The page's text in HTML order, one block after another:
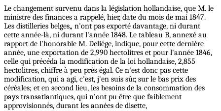
Le changement survenu dans la législation hollandaise, que M. le
ministre des finances a rappelé, hier, date du mois de mai 1847.
Les distilleries belges„ n'ont pas exporté davantage, ni durant
cette année-là, ni durant l'année 1848. Le tableau B, annexé au
rapport de l'honorable M. Deliége, indique, pour cette dernière
année, une exportation de 2,990 hectolitres et pour l'année 1846,
celle qui précéda la modification de la loi hollandaise, 2,855
hectolitres, chiffre à peu près égal. Ce n'est donc pas cette
modification, qui a agi, c'est, j'en suis sûr, sur le bas prix des
céréales; et en second lieu, les besoins de la consommation des
pays transatlantiques, qui n'ont pu être que faiblement
approvisionnés, durant les années de disette,